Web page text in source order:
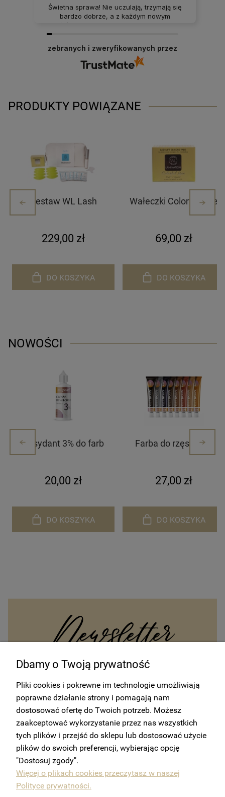
Świetna sprawa! Nie uczulają, trzymają się
bardzo dobrze, a z każdym nowym
założeniem ich aplikacja jest naprawdę
0 0
zebranych i zweryfikowanych przez
PRODUKTY POWIĄZANE
Zestaw WL Lash
229,00 zł
DO KOSZYKA
Wałeczki Colorful Line
69,00 zł
DO KOSZYKA
NOWOŚCI
Oksydant 3% do farb
20,00 zł
DO KOSZYKA
Farba do rzęs i brwi
Hairpearl
27,00 zł
DO KOSZYKA
wydarzeń oraz promocji sprzedaży i ofert. Zapisz się do
newslettera.
Zyskaj 10% rabatu na pierwsze
zamówienie!
Klikając "Zapisz się" wyrażam zgodę na przetważanie drogą elektroniczną
Dbamy o Twoją prywatność
Pliki cookies i pokrewne im technologie umożliwiają
poprawne działanie strony i pomagają nam
dostosować ofertę do Twoich potrzeb. Możesz
zaakceptować wykorzystanie przez nas wszystkich
tych plików i przejść do sklepu lub dostosować użycie
plików do swoich preferencji, wybierając opcję
"Dostosuj zgody".
Więcej o plikach cookies przeczytasz w naszej
Polityce prywatności.